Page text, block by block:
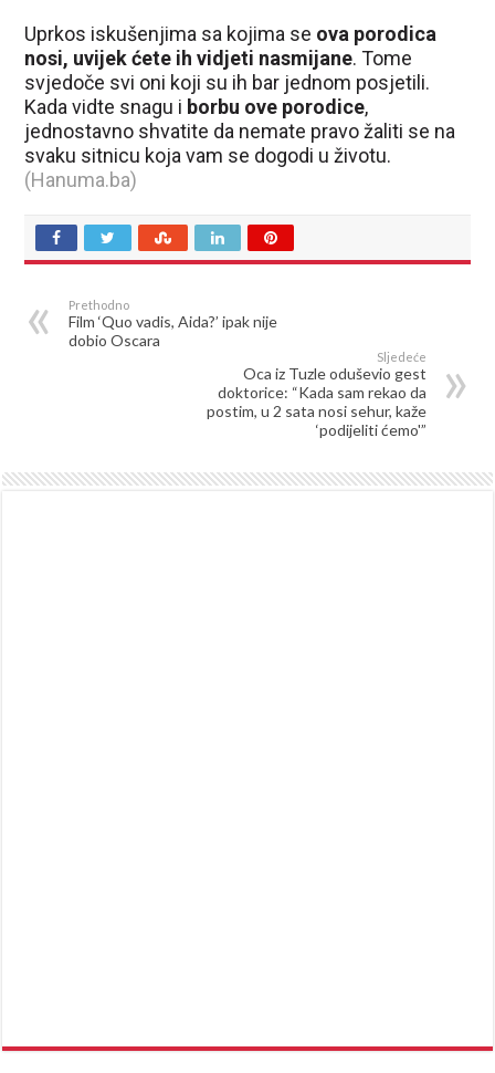
Uprkos iskušenjima sa kojima se ova porodica
nosi, uvijek ćete ih vidjeti nasmijane. Tome
svjedoče svi oni koji su ih bar jednom posjetili.
Kada vidte snagu i borbu ove porodice,
jednostavno shvatite da nemate pravo žaliti se na
svaku sitnicu koja vam se dogodi u životu.
(Hanuma.ba)
Prethodno
Film ‘Quo vadis, Aida?’ ipak nije
dobio Oscara
Sljedeće
Oca iz Tuzle oduševio gest
doktorice: “Kada sam rekao da
postim, u 2 sata nosi sehur, kaže
‘podijeliti ćemo'”